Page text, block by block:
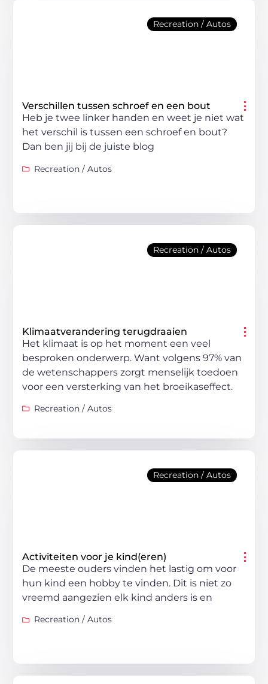
Recreation / Autos
Verschillen tussen schroef en een bout
Heb je twee linker handen en weet je niet wat
het verschil is tussen een schroef en bout?
Dan ben jij bij de juiste blog
Recreation / Autos
Recreation / Autos
Klimaatverandering terugdraaien
Het klimaat is op het moment een veel
besproken onderwerp. Want volgens 97% van
de wetenschappers zorgt menselijk toedoen
voor een versterking van het broeikaseffect.
Recreation / Autos
Recreation / Autos
Activiteiten voor je kind(eren)
De meeste ouders vinden het lastig om voor
hun kind een hobby te vinden. Dit is niet zo
vreemd aangezien elk kind anders is en
Recreation / Autos